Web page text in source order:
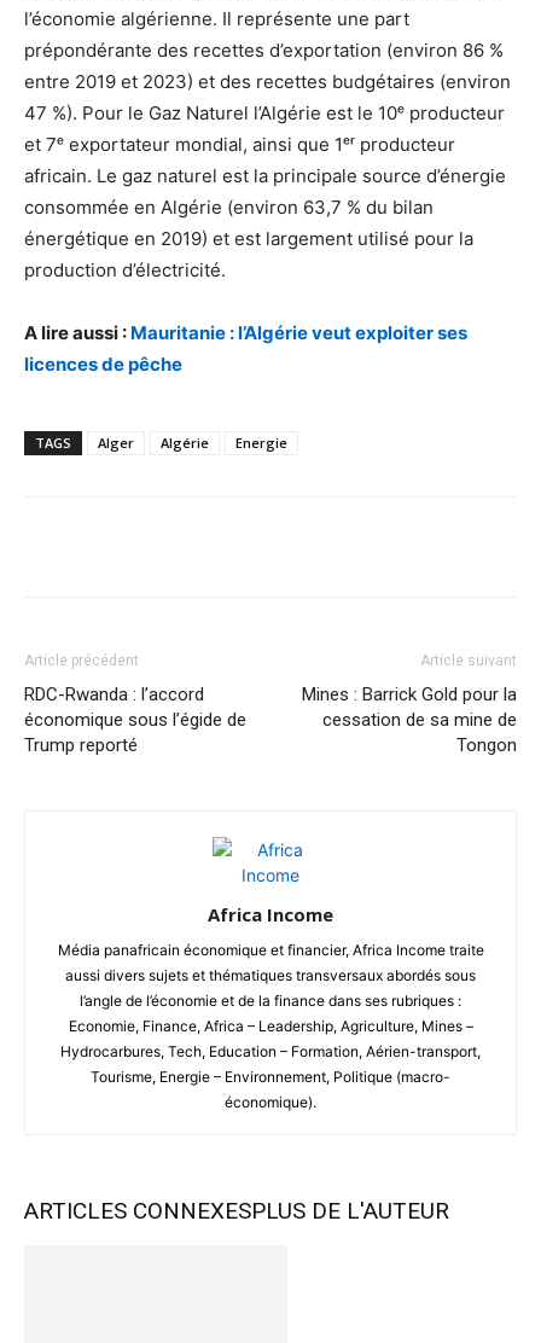
l’économie algérienne. Il représente une part
prépondérante des recettes d’exportation (environ 86 %
entre 2019 et 2023) et des recettes budgétaires (environ
47 %). Pour le Gaz Naturel l’Algérie est le 10ᵉ producteur
et 7ᵉ exportateur mondial, ainsi que 1ᵉʳ producteur
africain. Le gaz naturel est la principale source d’énergie
consommée en Algérie (environ 63,7 % du bilan
énergétique en 2019) et est largement utilisé pour la
production d’électricité.
A lire aussi : Mauritanie : l’Algérie veut exploiter ses
licences de pêche
TAGS Alger Algérie Energie
Article précédent
RDC-Rwanda : l’accord
économique sous l’égide de
Trump reporté
Article suivant
Mines : Barrick Gold pour la
cessation de sa mine de
Tongon
Africa Income
Média panafricain économique et financier, Africa Income traite
aussi divers sujets et thématiques transversaux abordés sous
l’angle de l’économie et de la finance dans ses rubriques :
Economie, Finance, Africa – Leadership, Agriculture, Mines –
Hydrocarbures, Tech, Education – Formation, Aérien-transport,
Tourisme, Energie – Environnement, Politique (macro-
économique).
ARTICLES CONNEXESPLUS DE L'AUTEUR